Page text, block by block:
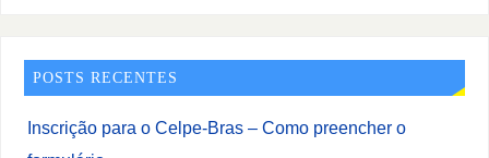
POSTS RECENTES
Inscrição para o Celpe-Bras – Como preencher o